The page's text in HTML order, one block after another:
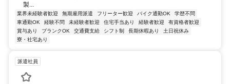
製...
業界未経験者歓迎 無期雇用派遣 フリーター歓迎 バイク通勤OK
学歴不問
車通勤OK
経験不問 未経験者歓迎 住宅手当あり 経験者歓迎
有資格者歓迎
賞与あり
ブランクOK 交通費支給 シフト制 長期休暇あり
土日祝休み
寮・社宅あり
派遣社員